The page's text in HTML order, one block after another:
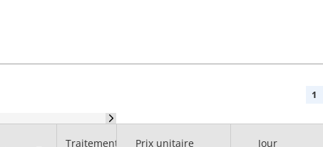
1
Traitement de
Prix unitaire
Jour